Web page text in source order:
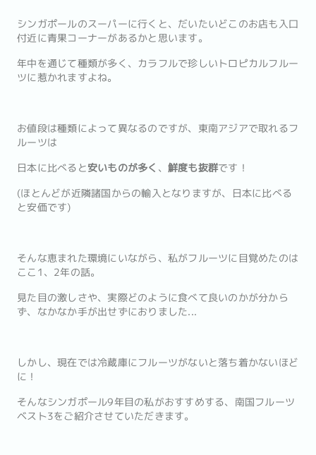
シンガポールのスーパーに行くと、だいたいどこのお店も入口
付近に青果コーナーがあるかと思います。
年中を通じて種類が多く、カラフルで珍しいトロピカルフルー
ツに惹かれますよね。
お値段は種類によって異なるのですが、東南アジアで取れるフ
ルーツは
日本に比べると安いものが多く 、 鮮度も抜群です！
(ほとんどが近隣諸国からの輸入となりますが、日本に比べる
と安価です)
そんな恵まれた環境にいながら、私がフルーツに目覚めたのは
ここ1、2年の話。
見た目の激しさや、実際どのように食べて良いのかが分から
ず、なかなか手が出せずにおりました...
しかし、現在では冷蔵庫にフルーツがないと落ち着かないほど
に！
そんなシンガポール9年目の私がおすすめする、南国フルーツ
ベスト3をご紹介させていただきます。